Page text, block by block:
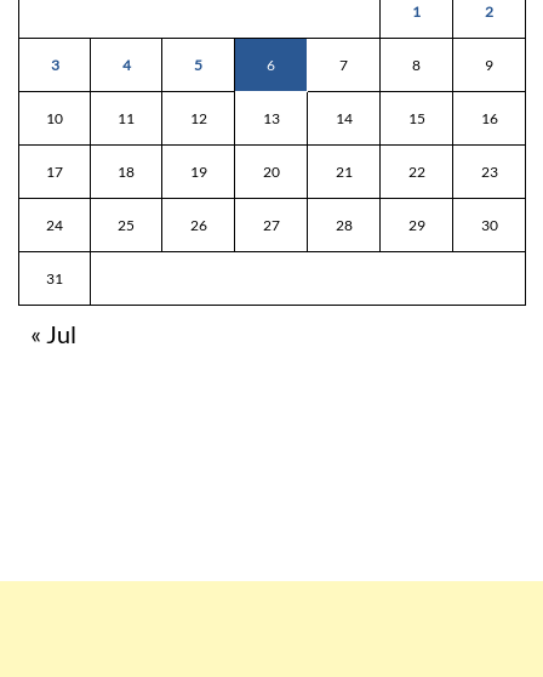
1 2
3 4 5 6 7 8 9
10 11 12 13 14 15 16
17 18 19 20 21 22 23
24 25 26 27 28 29 30
31
« Jul